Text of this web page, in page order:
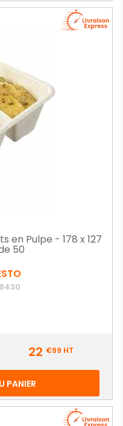
en Pulpe - 178 x 127
50
22 €99 HT
PANIER